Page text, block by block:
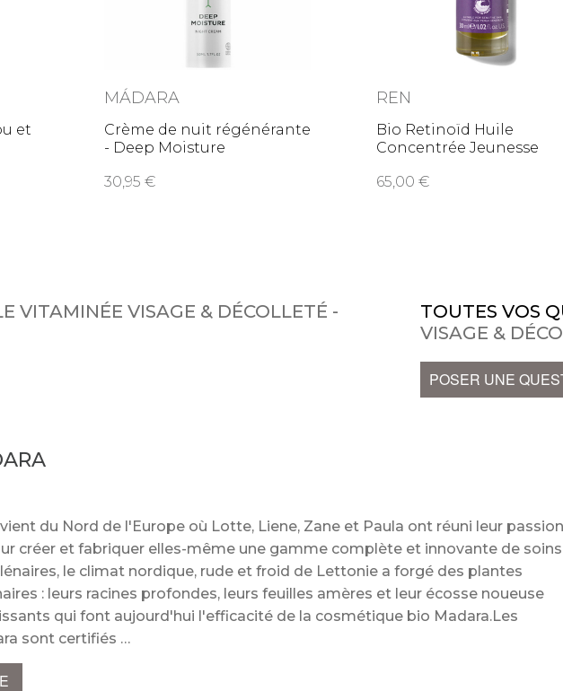
et
MÁDARA
Crème de nuit régénérante
- Deep Moisture
30,95
REN
Bio Retinoïd Huile
Concentrée Jeunesse
65,00
VITAMINÉE VISAGE & DÉCOLLETÉ -
TOUTES VOS
VISAGE &
POSER UNE
du Nord de l'Europe où Lotte, Liene, Zane et Paula ont réuni leur
créer et fabriquer elles-même une gamme complète et innovante de soins
le climat nordique, rude et froid de Lettonie a forgé des plantes
: leurs racines profondes, leurs feuilles amères et leur écosse noueuse
qui font aujourd'hui l'efficacité de la cosmétique bio Madara.Les
sont certifiés